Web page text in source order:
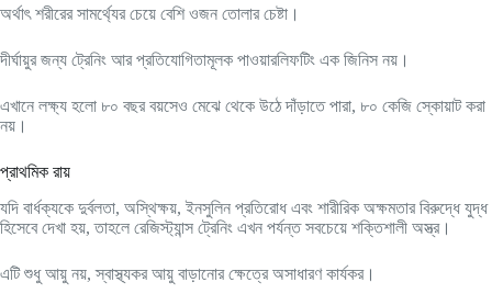
অর্থাৎ শরীরের সামর্থ্যের চেয়ে বেশি ওজন তোলার চেষ্টা।
দীর্ঘায়ুর জন্য ট্রেনিং আর প্রতিযোগিতামূলক পাওয়ারলিফটিং এক জিনিস নয়।
এখানে লক্ষ্য হলো ৮০ বছর বয়সেও মেঝে থেকে উঠে দাঁড়াতে পারা, ৮০ কেজি স্কোয়াট করা
নয়।
প্রাথমিক রায়
যদি বার্ধক্যকে দুর্বলতা, অস্থিক্ষয়, ইনসুলিন প্রতিরোধ এবং শারীরিক অক্ষমতার বিরুদ্ধে যুদ্ধ
হিসেবে দেখা হয়, তাহলে রেজিস্ট্যান্স ট্রেনিং এখন পর্যন্ত সবচেয়ে শক্তিশালী অস্ত্র।
এটি শুধু আয়ু নয়, স্বাস্থ্যকর আয়ু বাড়ানোর ক্ষেত্রে অসাধারণ কার্যকর।